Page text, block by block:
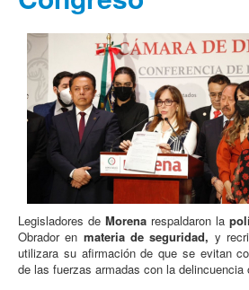
Legisladores de Morena respaldaron la
Obrador en materia de seguridad, y
utilizara su afirmación de que se evitan
de las fuerzas armadas con la delincuencia